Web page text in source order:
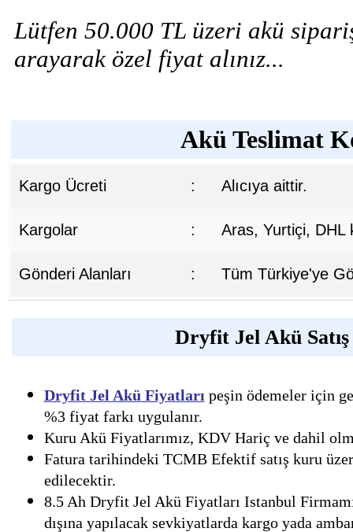
Lütfen 50.000 TL üzeri akü
arayarak özel fiyat alınız...
Akü Teslimat
Kargo Ücreti : Alıcıya aittir.
Kargolar : Aras, Yurtiçi, DHL
Gönderi Alanları : Tüm Türkiye'ye
Dryfit Jel Akü
Dryfit Jel Akü Fiyatları peşin ödemeler için
%3 fiyat farkı uygulanır.
Kuru Akü Fiyatlarımız, KDV Hariç ve dahil
Fatura tarihindeki TCMB Efektif satış kuru
edilecektir.
8.5 Ah Dryfit Jel Akü Fiyatları Istanbul
dışına yapılacak sevkiyatlarda kargo yada